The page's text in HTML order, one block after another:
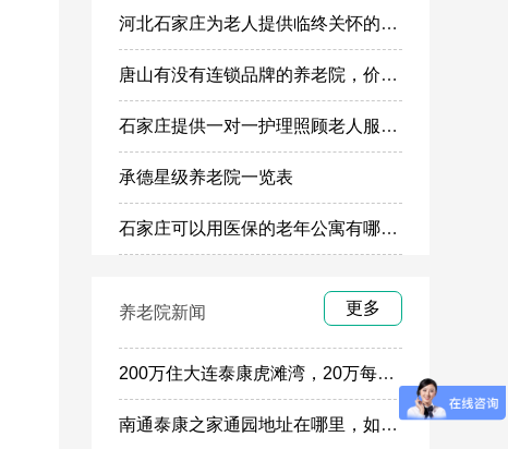
河北石家庄为老人提供临终关怀的养老机构有哪些？
唐山有没有连锁品牌的养老院，价格贵不贵？
石家庄提供一对一护理照顾老人服务的养老院有哪些？
承德星级养老院一览表
石家庄可以用医保的老年公寓有哪些？
养老院新闻 更多
200万住大连泰康虎滩湾，20万每年锁定虎滩湾入住权政策
南通泰康之家通园地址在哪里，如何参观通园体验馆样板间